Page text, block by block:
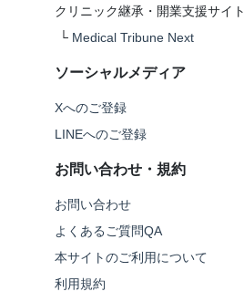
クリニック継承・開業支援サイト
└ Medical Tribune Next
ソーシャルメディア
Xへのご登録
LINEへのご登録
お問い合わせ・規約
お問い合わせ
よくあるご質問QA
本サイトのご利用について
利用規約